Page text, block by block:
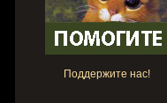
Поддержите нас!